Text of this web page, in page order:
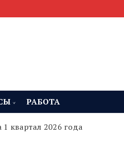
РАБОТА
квартал 2026 года